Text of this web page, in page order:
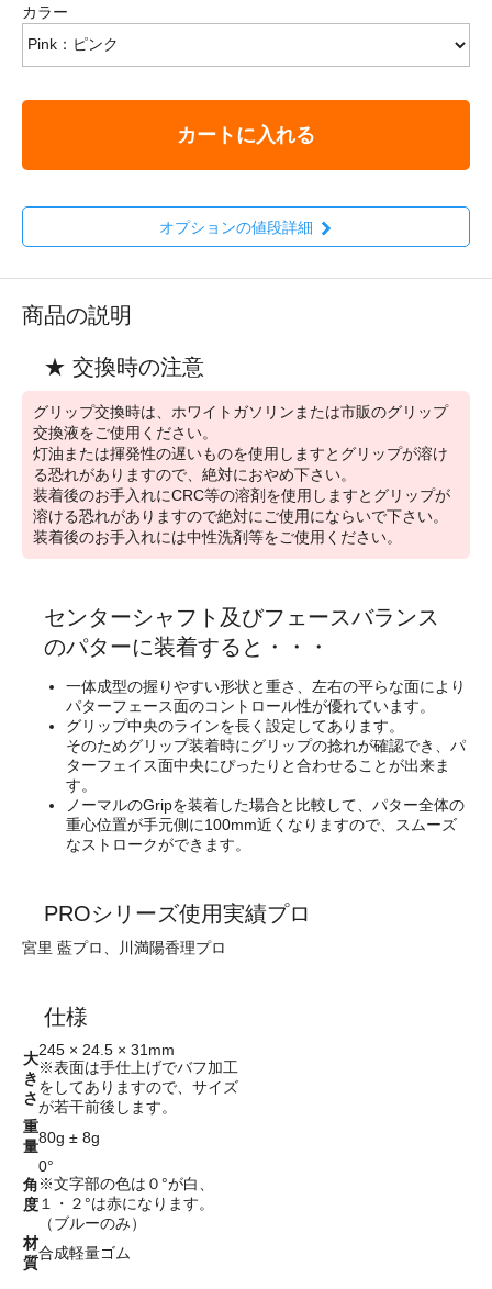
カラー
カートに入れる
オプションの値段詳細
商品の説明
★ 交換時の注意
グリップ交換時は、ホワイトガソリンまたは市販のグリップ
交換液をご使用ください。
灯油または揮発性の遅いものを使用しますとグリップが溶け
る恐れがありますので、絶対におやめ下さい。
装着後のお手入れにCRC等の溶剤を使用しますとグリップが
溶ける恐れがありますので絶対にご使用にならいで下さい。
装着後のお手入れには中性洗剤等をご使用ください。
センターシャフト及びフェースバランス
のパターに装着すると・・・
一体成型の握りやすい形状と重さ、左右の平らな面により
パターフェース面のコントロール性が優れています。
グリップ中央のラインを長く設定してあります。
そのためグリップ装着時にグリップの捻れが確認でき、 パ
ターフェイス面中央にぴったりと合わせることが出来ま
す。
ノーマルのGripを装着した場合と比較して、パター全体の
重心位置が手元側に100mm近くなりますので、
スムーズ
なストロークができます。
PROシリーズ使用実績プロ
宮里 藍プロ、川満陽香理プロ
仕様
大
き
さ
245 × 24.5 × 31mm
※表面は手仕上げでバフ加工
をしてありますので、サイズ
が若干前後します。
重
量80g ± 8g
角
度
0°
※文字部の色は０°が白、
１・２°は赤になります。
（ブルーのみ）
材
質
合成軽量ゴム